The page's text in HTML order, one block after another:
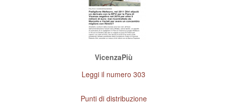
VicenzaPiù
Leggi il numero 303
Punti di distribuzione